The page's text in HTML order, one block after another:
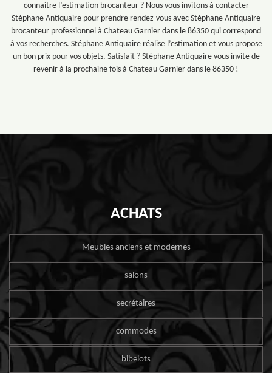
connaitre l’estimation brocanteur ? Nous vous invitons à contacter
Stéphane Antiquaire pour prendre rendez-vous avec Stéphane Antiquaire
brocanteur professionnel à Chateau Garnier dans le 86350 qui correspond
à vos recherches. Stéphane Antiquaire réalise l’estimation et vous propose
un bon prix pour vos objets. Satisfait ? Stéphane Antiquaire vous invite de
revenir à la prochaine fois à Chateau Garnier dans le 86350 !
ACHATS
Meubles anciens et modernes
salons
secrétaires
commodes
bibelots